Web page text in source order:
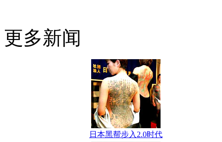
更多新闻
日本黑帮步入2.0时代